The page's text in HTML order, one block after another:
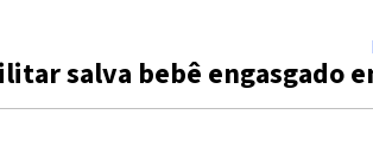
salva bebê engasgado